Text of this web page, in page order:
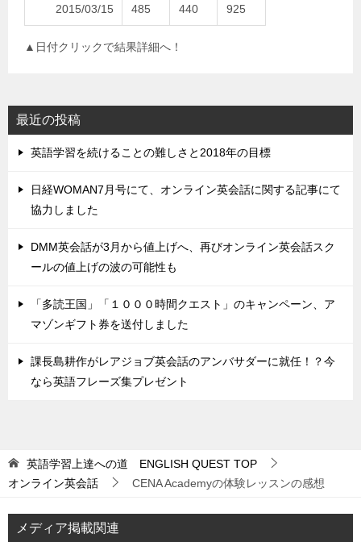
2015/03/15 485 440 925
▲日付クリックで結果詳細へ！
最近の投稿
英語学習を続けることの難しさと2018年の目標
日経WOMAN7月号にて、オンライン英会話に関する記事にて
協力しました
DMM英会話が3月から値上げへ、再びオンライン英会話スク
ールの値上げの波の可能性も
「多読王国」「１０００時間クエスト」のキャンペーン、ア
マゾンギフト券を送付しました
課長島耕作がレアジョブ英会話のアンバサダーに就任！？今
なら英語フレーズ集プレゼント
英語学習上達への道 ENGLISH QUEST TOP
オンライン英会話
CENA Academyの体験レッスンの感想
メディア掲載関連